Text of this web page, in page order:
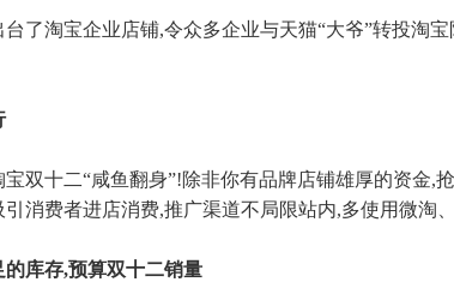
台了淘宝企业店铺,令众多企业与天猫“大爷”转投淘
宝双十二“咸鱼翻身”!除非你有品牌店铺雄厚的资金
消费者进店消费,推广渠道不局限站内,多使用微淘
的库存,预算双十二销量